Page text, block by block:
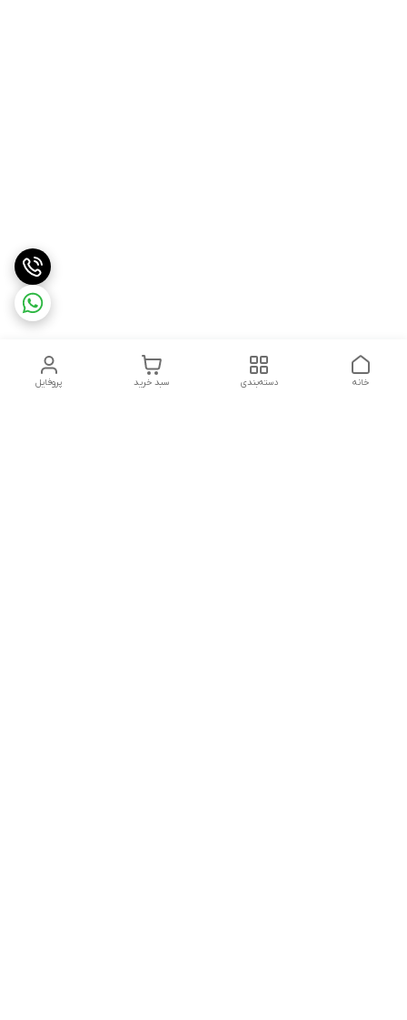
پروفایل سبد خرید دسته‌بندی خانه